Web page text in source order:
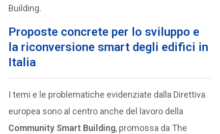
Building.
Proposte concrete per lo sviluppo e
la riconversione smart degli edifici in
Italia
I temi e le problematiche evidenziate dalla Direttiva
europea sono al centro anche del lavoro della
Community Smart Building, promossa da The